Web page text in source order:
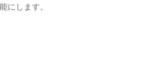
にします。